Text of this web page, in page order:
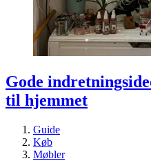
Gode
til hjemmet
Guide
Køb
Møbler